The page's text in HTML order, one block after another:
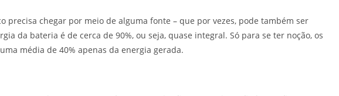
precisa chegar por meio de alguma fonte – que por vezes, pode também ser
da bateria é de cerca de 90%, ou seja, quase integral. Só para se ter noção, os
média de 40% apenas da energia gerada.